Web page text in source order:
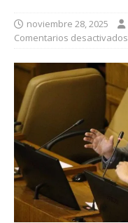
noviembre 28, 2025
Comentarios desactivados